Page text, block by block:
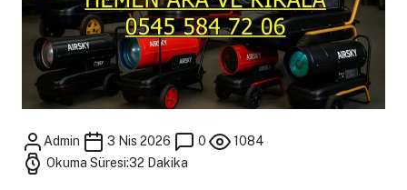
Admin 3 Nis 2026 0
1084
Okuma Süresi:32 Dakika